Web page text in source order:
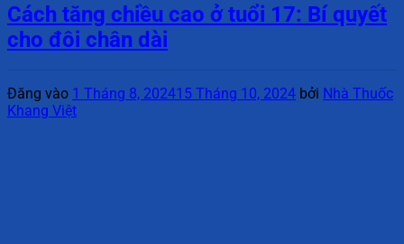
Cách tăng chiều cao ở tuổi 17: Bí quyết
cho đôi chân dài
Đăng vào 1 Tháng 8, 202415 Tháng 10, 2024 bởi Nhà Thuốc
Khang Việt